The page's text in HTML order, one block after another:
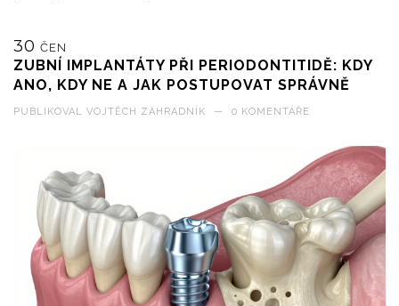
30 ČEN
ZUBNÍ IMPLANTÁTY PŘI PERIODONTITIDĚ: KDY
ANO, KDY NE A JAK POSTUPOVAT SPRÁVNĚ
PUBLIKOVAL VOJTĚCH ZAHRADNÍK — 0 KOMENTÁŘE